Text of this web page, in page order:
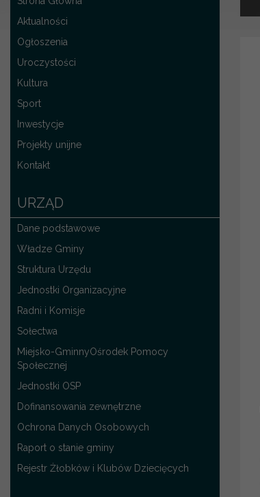
Aktualności
Ogłoszenia
Uroczystości
Kultura
Sport
Inwestycje
Projekty unijne
Kontakt
URZĄD
Dane podstawowe
Władze Gminy
Struktura Urzędu
Jednostki Organizacyjne
Radni i Komisje
Sołectwa
Miejsko-GminnyOśrodek Pomocy
Społecznej
Jednostki OSP
Dofinansowania zewnętrzne
Ochrona Danych Osobowych
Raport o stanie gminy
Rejestr Żłobków i Klubów Dziecięcych